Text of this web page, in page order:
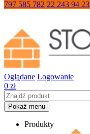
797 585 782 22 243 94 23
Oglądane Logowanie
0 zł
Pokaż menu
Produkty